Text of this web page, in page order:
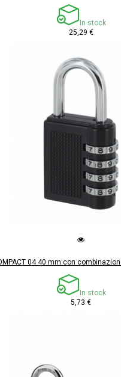
In stock
25,29 €
04 40 mm con
In stock
5,73 €